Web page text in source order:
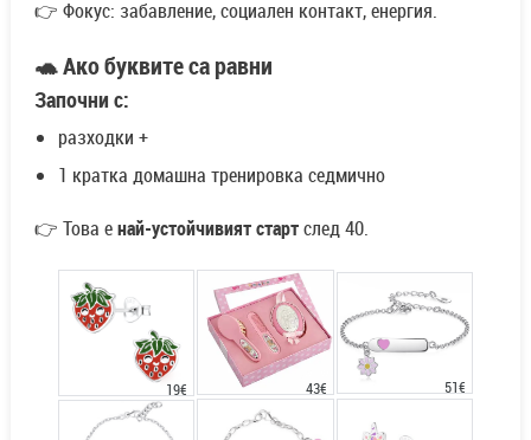
👉 Фокус: забавление, социален контакт, енергия.
🐢 Ако буквите са равни
Започни с:
разходки +
1 кратка домашна тренировка седмично
👉 Това енай-устойчивият стартслед 40.
19€ 43€ 51€